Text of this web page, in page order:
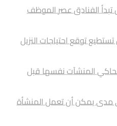
الفنادق عصر الموظف
توقع احتياجات النزيل
المنشآت نفسها قبل
مدى يمكن أن تعمل المنشأة